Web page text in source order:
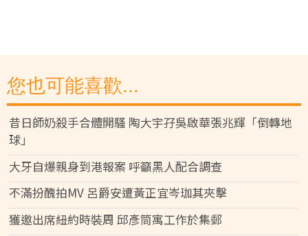
您也可能喜歡...
昔日師奶殺手合體開騷 陶大宇孖吳啟華張兆輝「倒轉地
球」
大牙自爆親身到港報案 呼籲黑人配合調查
不滿扮醜拍MV 呂爵安遭黃正宜岑珈其夾擊
獲邀出席紐約時裝周 邱彥筒寓工作於集郵